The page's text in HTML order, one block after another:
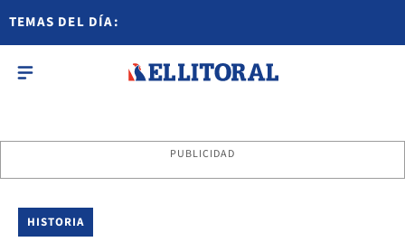
TEMAS DEL DÍA:
PUBLICIDAD
HISTORIA